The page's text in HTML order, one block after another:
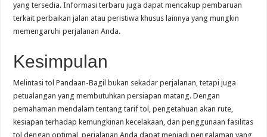
yang tersedia. Informasi terbaru juga dapat mencakup pembaruan
terkait perbaikan jalan atau peristiwa khusus lainnya yang mungkin
memengaruhi perjalanan Anda.
Kesimpulan
Melintasi tol Pandaan-Bagil bukan sekadar perjalanan, tetapi juga
petualangan yang membutuhkan persiapan matang. Dengan
pemahaman mendalam tentang tarif tol, pengetahuan akan rute,
kesiapan terhadap kemungkinan kecelakaan, dan penggunaan fasilitas
tol dengan optimal, perjalanan Anda dapat menjadi pengalaman yang